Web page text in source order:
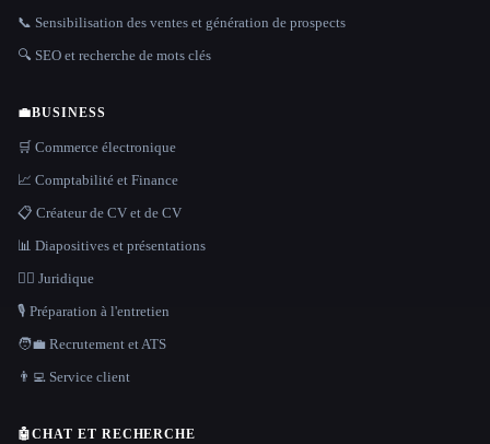
📞 Sensibilisation des ventes et génération de prospects
🔍 SEO et recherche de mots clés
💼BUSINESS
🛒 Commerce électronique
📈 Comptabilité et Finance
📋 Créateur de CV et de CV
📊 Diapositives et présentations
👩‍⚖️ Juridique
🎙️ Préparation à l'entretien
🧑‍💼 Recrutement et ATS
👨‍💻 Service client
🤖CHAT ET RECHERCHE